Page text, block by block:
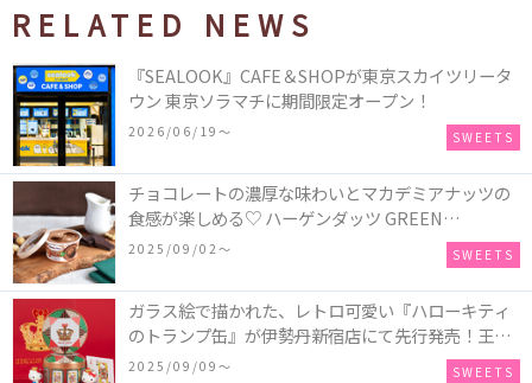
RELATED NEWS
『SEALOOK』CAFE＆SHOPが東京スカイツリータ
ウン 東京ソラマチに期間限定オープン！
2026/06/19〜 SWEETS
チョコレートの濃厚な味わいとマカデミアナッツの
食感が楽しめる♡ ハーゲンダッツ GREEN
CRAFT(グリーンクラフト) ミニカップ『チョコレー
2025/09/02〜 SWEETS
ガラス絵で描かれた、レトロ可愛い『ハローキティ
のトランプ缶』が伊勢丹新宿店にて先行発売！王冠
キティのフィギュア、キティトランプのステッカー
2025/09/09〜 SWEETS